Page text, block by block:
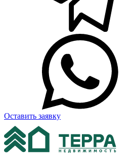
Оставить заявку